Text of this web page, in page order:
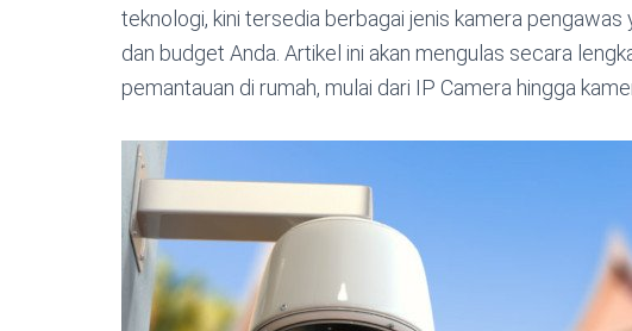
teknologi, kini tersedia berbagai jenis kamera
dan budget Anda. Artikel ini akan mengulas secara
pemantauan di rumah, mulai dari IP Camera hingga